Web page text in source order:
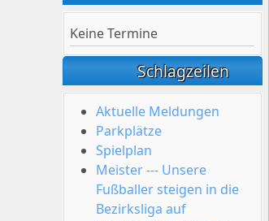
Keine Termine
Schlagzeilen
Aktuelle Meldungen
Parkplätze
Spielplan
Meister --- Unsere
Fußballer steigen in die
Bezirksliga auf